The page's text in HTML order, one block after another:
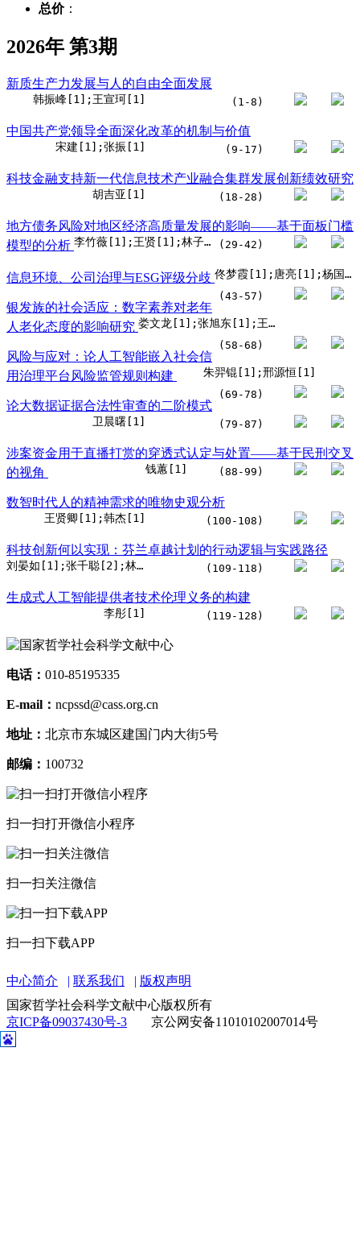
总价：
2026年 第3期
新质生产力发展与人的自由全面发展
韩振峰[1];王宣珂[1] (1-8)
中国共产党领导全面深化改革的机制与价值
宋建[1];张振[1] (9-17)
科技金融支持新一代信息技术产业融合集群发展创新绩效研究
胡吉亚[1] (18-28)
地方债务风险对地区经济高质量发展的影响——基于面板门槛
模型的分析
李竹薇[1];王贤[1];林子淳[1] (29-42)
信息环境、公司治理与ESG评级分歧 佟梦霞[1];唐亮[1];杨国玉[1]
(43-57)
银发族的社会适应：数字素养对老年
人老化态度的影响研究
娄文龙[1];张旭东[1];王晓慧[1]
(58-68)
风险与应对：论人工智能嵌入社会信
用治理平台风险监管规则构建
朱羿锟[1];邢源恒[1]
(69-78)
论大数据证据合法性审查的二阶模式
卫晨曙[1] (79-87)
涉案资金用于直播打赏的穿透式认定与处置——基于民刑交叉
的视角
钱蕙[1] (88-99)
数智时代人的精神需求的唯物史观分析
王贤卿[1];韩杰[1] (100-108)
科技创新何以实现：芬兰卓越计划的行动逻辑与实践路径
刘晏如[1];张千聪[2];林杰[2] (109-118)
生成式人工智能提供者技术伦理义务的构建
李彤[1] (119-128)
电话： 010-85195335
E-mail： ncpssd@cass.org.cn
地址： 北京市东城区建国门内大街5号
邮编： 100732
扫一扫打开微信小程序
扫一扫关注微信
扫一扫下载APP
中心简介 联系我们
版权声明
国家哲学社会科学文献中心版权所有
京ICP备09037430号-3
京公网安备11010102007014号